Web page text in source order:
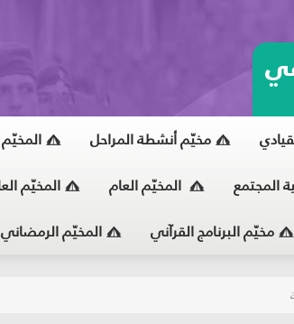
مخيّم أنشطة المراحل
المجتمع المخيّم العام المخيّم
مخيّم البرنامج القرآني المخيّم الرمضاني